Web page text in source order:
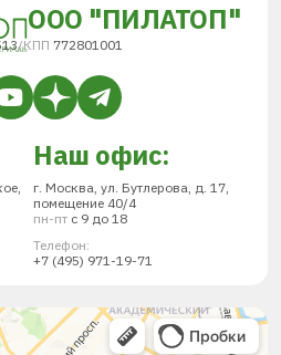
ООО "ПИЛАТОП"
/КПП 772801001
Наш офис:
г. Москва, ул. Бутлерова, д. 17,
помещение 40/4
пн-пт с 9 до 18
Телефон:
+7 (495) 971-19-71